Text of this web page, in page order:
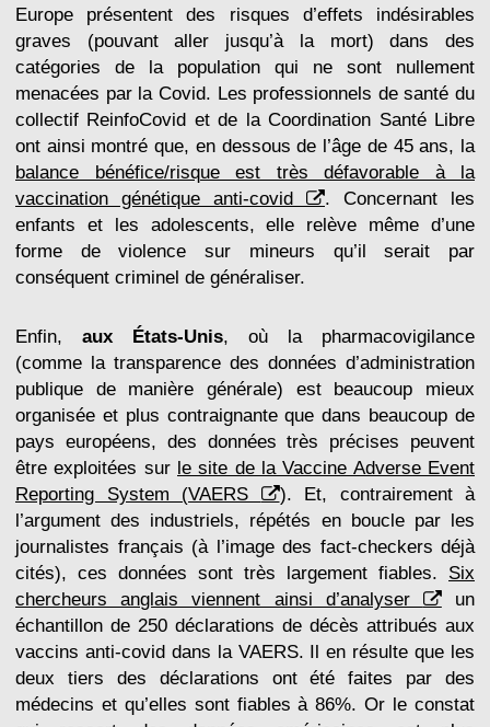
Europe présentent des risques d’effets indésirables
graves (pouvant aller jusqu’à la mort) dans des
catégories de la population qui ne sont nullement
menacées par la Covid. Les professionnels de santé du
collectif ReinfoCovid et de la Coordination Santé Libre
ont ainsi montré que, en dessous de l’âge de 45 ans, la
balance bénéfice/risque est très défavorable à la
vaccination génétique anti-covid
. Concernant les
enfants et les adolescents, elle relève même d’une
forme de violence sur mineurs qu’il serait par
conséquent criminel de généraliser.
Enfin, aux États-Unis , où la pharmacovigilance
(comme la transparence des données d’administration
publique de manière générale) est beaucoup mieux
organisée et plus contraignante que dans beaucoup de
pays européens, des données très précises peuvent
être exploitées sur le site de la Vaccine Adverse Event
Reporting System (VAERS
). Et, contrairement à
l’argument des industriels, répétés en boucle par les
journalistes français (à l’image des fact-checkers déjà
cités), ces données sont très largement fiables. Six
chercheurs anglais viennent ainsi d’analyser
un
échantillon de 250 déclarations de décès attribués aux
vaccins anti-covid dans la VAERS. Il en résulte que les
deux tiers des déclarations ont été faites par des
médecins et qu’elles sont fiables à 86%. Or le constat